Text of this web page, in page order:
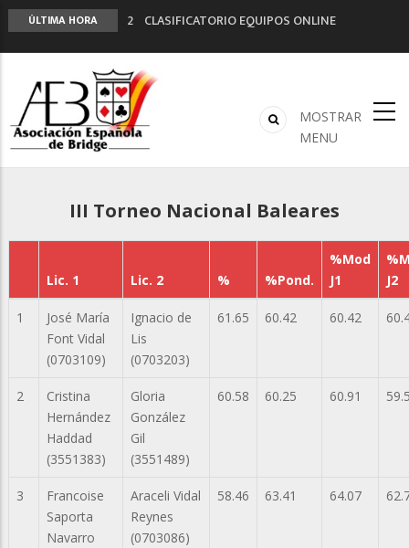
ÚLTIMA HORA
2º CLASIFICATORIO EQUIPOS ONLINE
ANUNCIATE EN NUESTRA REVISTA
NUEVA PROGRAMACIÓN TORNEOS FUNBRIDGE
LIGA 11ª
MOSTRAR
MENU
III Torneo Nacional Baleares
Lic. 1 Lic. 2 % %Pond.
%Mod
J1
J2
1
José María
Font Vidal
(0703109)
Ignacio de
Lis
(0703203)
61.65 60.42 60.42
2
Cristina
Hernández
Haddad
(3551383)
Gloria
González
Gil
(3551489)
60.58 60.25 60.91
3
Francoise
Saporta
Navarro
Araceli Vidal
Reynes
(0703086)
58.46 63.41 64.07